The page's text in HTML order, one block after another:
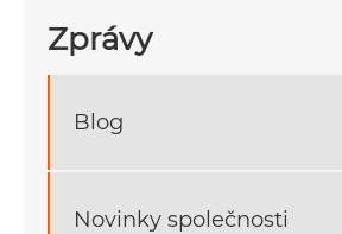
Zprávy
Blog
Novinky společnosti